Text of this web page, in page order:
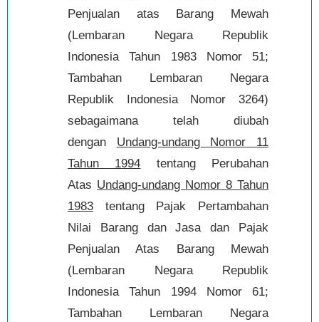
Penjualan atas Barang Mewah
(Lembaran Negara Republik
Indonesia Tahun 1983 Nomor 51;
Tambahan Lembaran Negara
Republik Indonesia Nomor 3264)
sebagaimana telah diubah
dengan Undang-undang Nomor 11
Tahun 1994 tentang Perubahan
Atas Undang-undang Nomor 8 Tahun
1983 tentang Pajak Pertambahan
Nilai Barang dan Jasa dan Pajak
Penjualan Atas Barang Mewah
(Lembaran Negara Republik
Indonesia Tahun 1994 Nomor 61;
Tambahan Lembaran Negara